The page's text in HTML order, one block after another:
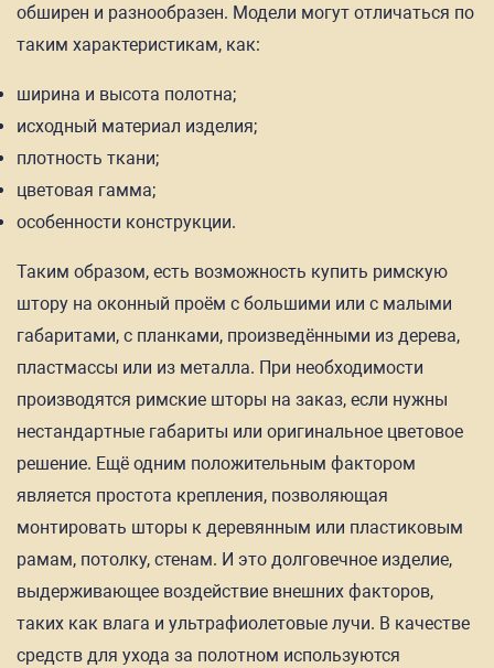
обширен и разнообразен. Модели могут отличаться по
таким характеристикам, как:
ширина и высота полотна;
исходный материал изделия;
плотность ткани;
цветовая гамма;
особенности конструкции.
Таким образом, есть возможность купить римскую
штору на оконный проём с большими или с малыми
габаритами, с планками, произведёнными из дерева,
пластмассы или из металла. При необходимости
производятся римские шторы на заказ, если нужны
нестандартные габариты или оригинальное цветовое
решение. Ещё одним положительным фактором
является простота крепления, позволяющая
монтировать шторы к деревянным или пластиковым
рамам, потолку, стенам. И это долговечное изделие,
выдерживающее воздействие внешних факторов,
таких как влага и ультрафиолетовые лучи. В качестве
средств для ухода за полотном используются